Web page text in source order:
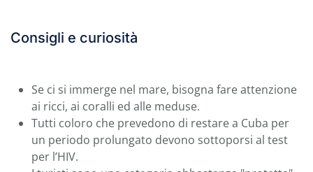
Consigli e curiosità
Se ci si immerge nel mare, bisogna fare attenzione
ai ricci, ai coralli ed alle meduse.
Tutti coloro che prevedono di restare a Cuba per
un periodo prolungato devono sottoporsi al test
per l’HIV.